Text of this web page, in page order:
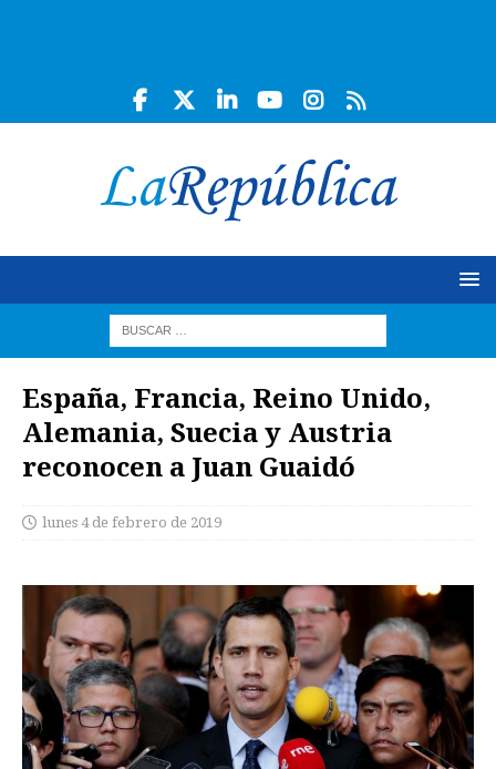
España, Francia, Reino Unido,
Alemania, Suecia y Austria
reconocen a Juan Guaidó
lunes 4 de febrero de 2019